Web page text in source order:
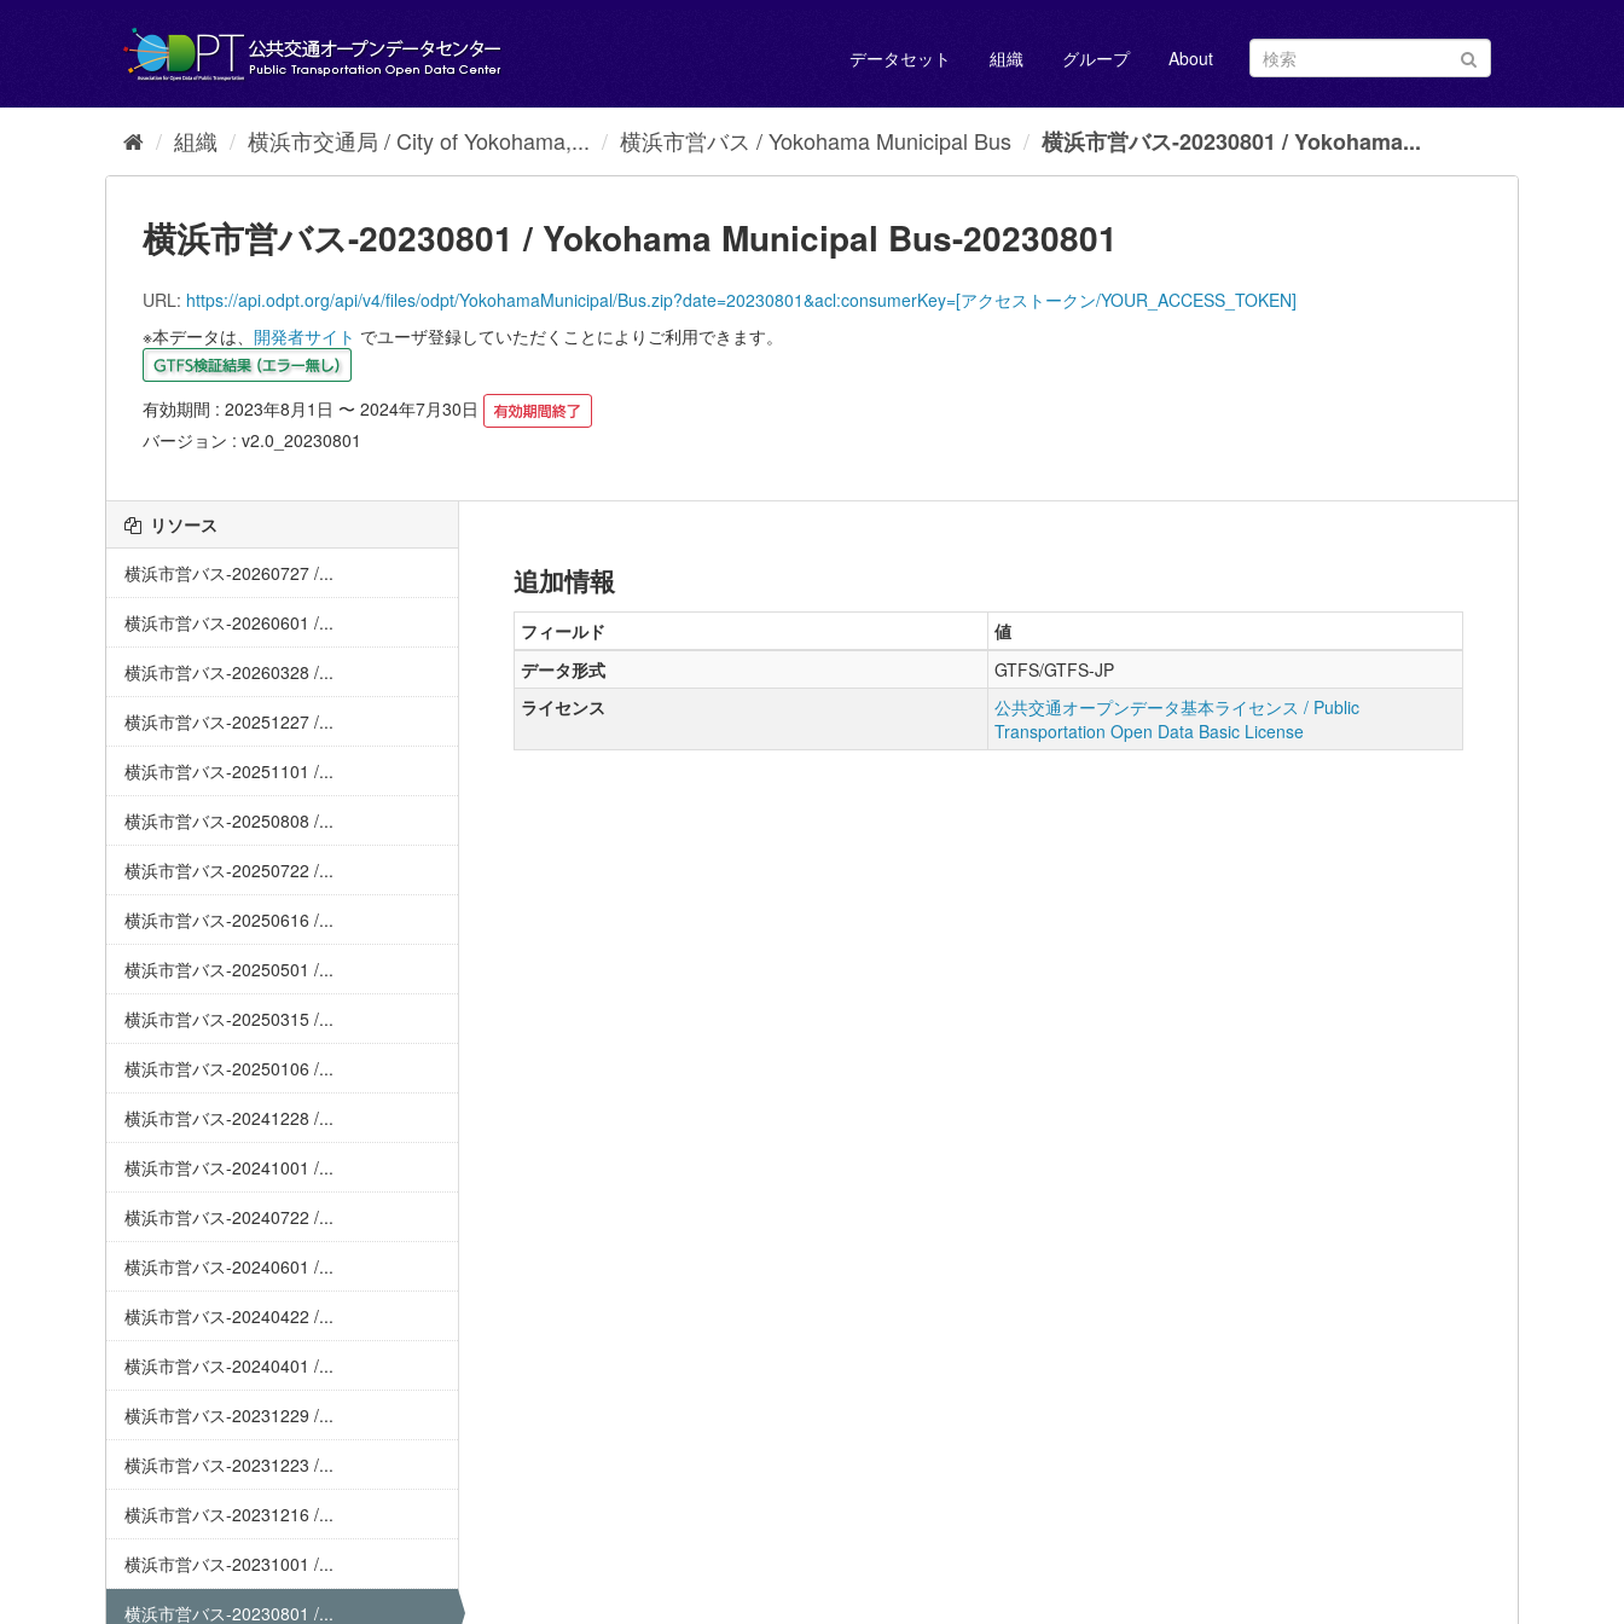
し
データセット 組織 グループ About
組織 横浜市交通局 / City of Yokohama,... 横浜市営バス / Yokohama Municipal Bus 横浜市営バス-20230801 / Yokohama...
横浜市営バス-20230801 / Yokohama Municipal Bus-20230801
URL: https://api.odpt.org/api/v4/files/odpt/YokohamaMunicipal/Bus.zip?date=20230801&acl:consumerKey=[アクセストークン/YOUR_ACCESS_TOKEN]
※本データは、 開発者サイト でユーザ登録していただくことによりご利用できます。
有効期間 : 2023年8月1日 〜 2024年7月30日
バージョン : v2.0_20230801
リソース
横浜市営バス-20260727 /...
横浜市営バス-20260601 /...
横浜市営バス-20260328 /...
横浜市営バス-20251227 /...
横浜市営バス-20251101 /...
横浜市営バス-20250808 /...
横浜市営バス-20250722 /...
横浜市営バス-20250616 /...
横浜市営バス-20250501 /...
横浜市営バス-20250315 /...
横浜市営バス-20250106 /...
横浜市営バス-20241228 /...
横浜市営バス-20241001 /...
横浜市営バス-20240722 /...
横浜市営バス-20240601 /...
横浜市営バス-20240422 /...
横浜市営バス-20240401 /...
横浜市営バス-20231229 /...
横浜市営バス-20231223 /...
横浜市営バス-20231216 /...
横浜市営バス-20231001 /...
横浜市営バス-20230801 /...
追加情報
フィールド
値
データ形式
GTFS/GTFS-JP
ライセンス
公共交通オープンデータ基本ライセンス / Public
Transportation Open Data Basic License